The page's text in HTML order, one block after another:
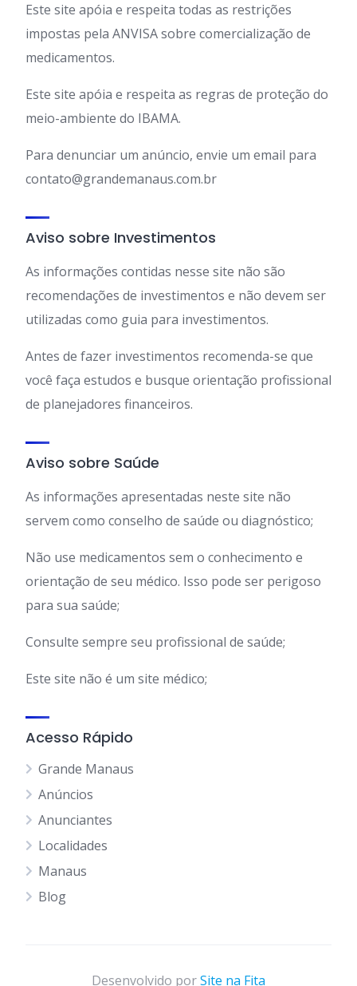
Este site apóia e respeita todas as restrições
impostas pela ANVISA sobre comercialização de
medicamentos.
Este site apóia e respeita as regras de proteção do
meio-ambiente do IBAMA.
Para denunciar um anúncio, envie um email para
contato@grandemanaus.com.br
Aviso sobre Investimentos
As informações contidas nesse site não são
recomendações de investimentos e não devem ser
utilizadas como guia para investimentos.
Antes de fazer investimentos recomenda-se que
você faça estudos e busque orientação profissional
de planejadores financeiros.
Aviso sobre Saúde
As informações apresentadas neste site não
servem como conselho de saúde ou diagnóstico;
Não use medicamentos sem o conhecimento e
orientação de seu médico. Isso pode ser perigoso
para sua saúde;
Consulte sempre seu profissional de saúde;
Este site não é um site médico;
Acesso Rápido
Grande Manaus
Anúncios
Anunciantes
Localidades
Manaus
Blog
Desenvolvido porSite na Fita